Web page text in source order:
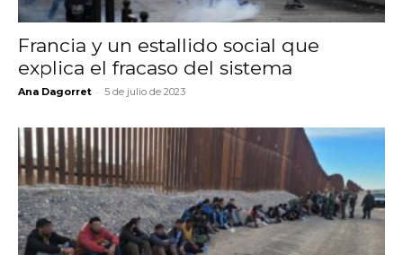
Francia y un estallido social que
explica el fracaso del sistema
Ana Dagorret - 5 de julio de 2023